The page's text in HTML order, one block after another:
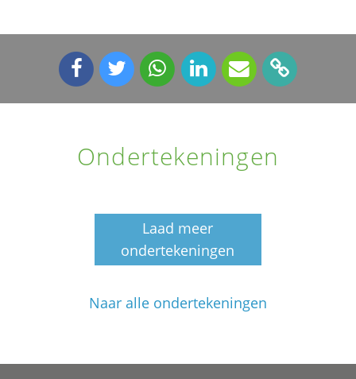
Ondertekeningen
Laad meer
ondertekeningen
Naar alle ondertekeningen